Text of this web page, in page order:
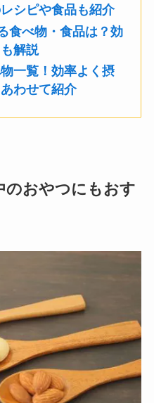
シピや食品も紹介
食べ物・食品は？効
解説
一覧！効率よく摂
わせて紹介
のおやつにもおす